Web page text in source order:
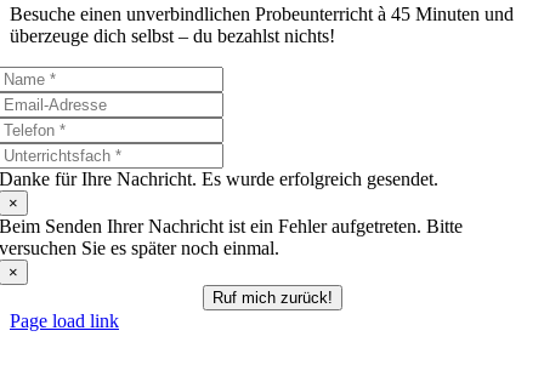
Besuche einen unverbindlichen Probeunterricht à 45 Minuten und
überzeuge dich selbst – du bezahlst nichts!
Danke für Ihre Nachricht. Es wurde erfolgreich gesendet.
×
Beim Senden Ihrer Nachricht ist ein Fehler aufgetreten. Bitte
versuchen Sie es später noch einmal.
×
Ruf mich zurück!
Page load link